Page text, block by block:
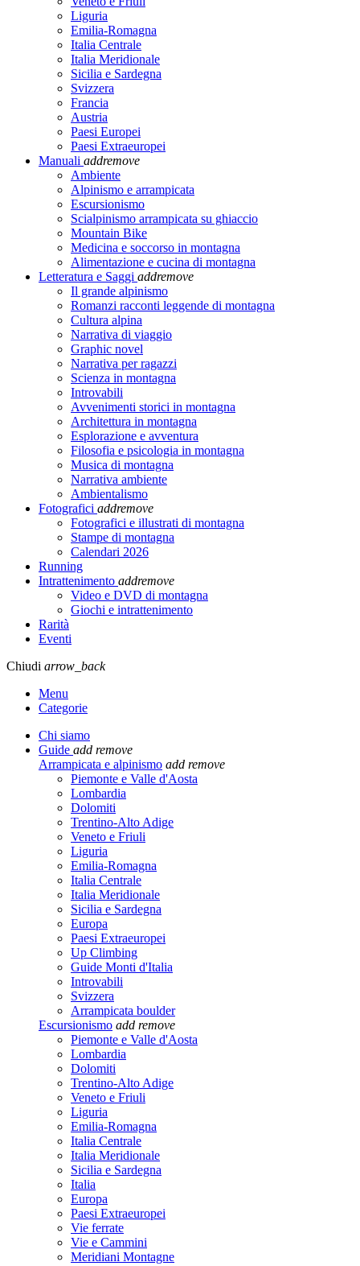
Liguria
Emilia-Romagna
Italia Centrale
Italia Meridionale
Sicilia e Sardegna
Svizzera
Francia
Austria
Paesi Europei
Paesi Extraeuropei
Manuali addremove
Ambiente
Alpinismo e arrampicata
Escursionismo
Scialpinismo arrampicata su ghiaccio
Mountain Bike
Medicina e soccorso in montagna
Alimentazione e cucina di montagna
Letteratura e Saggi addremove
Il grande alpinismo
Romanzi racconti leggende di montagna
Cultura alpina
Narrativa di viaggio
Graphic novel
Narrativa per ragazzi
Scienza in montagna
Introvabili
Avvenimenti storici in montagna
Architettura in montagna
Esplorazione e avventura
Filosofia e psicologia in montagna
Musica di montagna
Narrativa ambiente
Ambientalismo
Fotografici addremove
Fotografici e illustrati di montagna
Stampe di montagna
Calendari 2026
Running
Intrattenimento addremove
Video e DVD di montagna
Giochi e intrattenimento
Rarità
Eventi
Chiudi arrow_back
Menu
Categorie
Chi siamo
Guide add remove
Arrampicata e alpinismo add remove
Piemonte e Valle d'Aosta
Lombardia
Dolomiti
Trentino-Alto Adige
Veneto e Friuli
Liguria
Emilia-Romagna
Italia Centrale
Italia Meridionale
Sicilia e Sardegna
Europa
Paesi Extraeuropei
Up Climbing
Guide Monti d'Italia
Introvabili
Svizzera
Arrampicata boulder
Escursionismo add remove
Piemonte e Valle d'Aosta
Lombardia
Dolomiti
Trentino-Alto Adige
Veneto e Friuli
Liguria
Emilia-Romagna
Italia Centrale
Italia Meridionale
Sicilia e Sardegna
Italia
Europa
Paesi Extraeuropei
Vie ferrate
Vie e Cammini
Meridiani Montagne